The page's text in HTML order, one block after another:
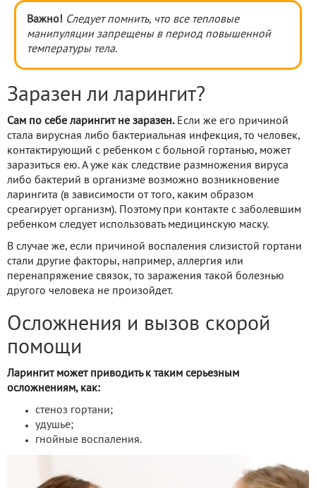
Важно! Следует помнить, что все тепловые
манипуляции запрещены в период повышенной
температуры тела.
Заразен ли ларингит?
Сам по себе ларингит не заразен.Если же его причиной
стала вирусная либо бактериальная инфекция, то человек,
контактирующий с ребенком с больной гортанью, может
заразиться ею. А уже как следствие размножения вируса
либо бактерий в организме возможно возникновение
ларингита (в зависимости от того, каким образом
среагирует организм). Поэтому при контакте с заболевшим
ребенком следует использовать медицинскую маску.
В случае же, если причиной воспаления слизистой гортани
стали другие факторы, например, аллергия или
перенапряжение связок, то заражения такой болезнью
другого человека не произойдет.
Осложнения и вызов скорой
помощи
Ларингит может приводить к таким серьезным
осложнениям, как:
стеноз гортани;
удушье;
гнойные воспаления.